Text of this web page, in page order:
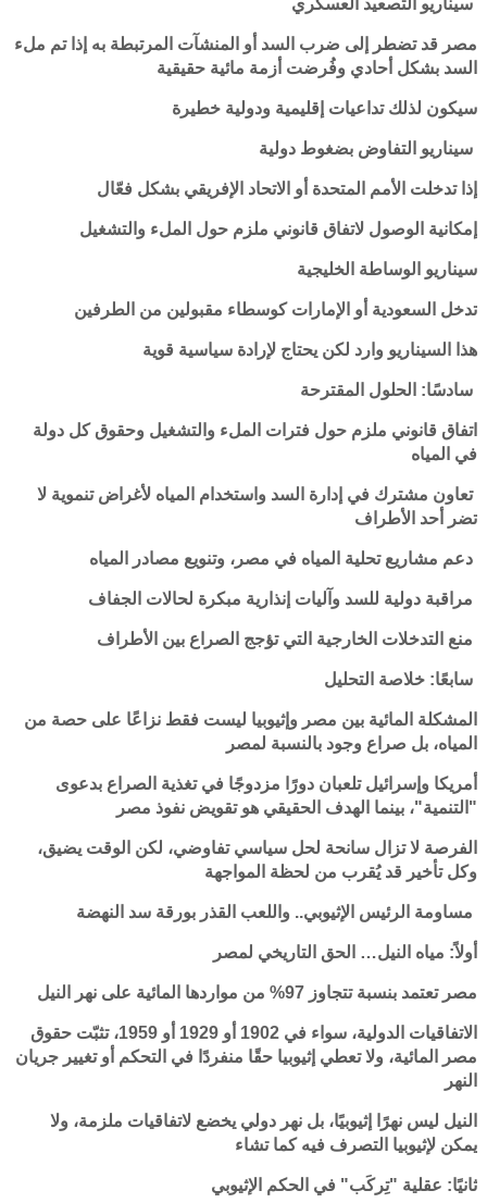
سيناريو التصعيد العسكري
مصر قد تضطر إلى ضرب السد أو المنشآت المرتبطة به إذا تم ملء
السد بشكل أحادي وفُرضت أزمة مائية حقيقية
سيكون لذلك تداعيات إقليمية ودولية خطيرة
سيناريو التفاوض بضغوط دولية
إذا تدخلت الأمم المتحدة أو الاتحاد الإفريقي بشكل فعّال
إمكانية الوصول لاتفاق قانوني ملزم حول الملء والتشغيل
سيناريو الوساطة الخليجية
تدخل السعودية أو الإمارات كوسطاء مقبولين من الطرفين
هذا السيناريو وارد لكن يحتاج لإرادة سياسية قوية
سادسًا: الحلول المقترحة
اتفاق قانوني ملزم حول فترات الملء والتشغيل وحقوق كل دولة
في المياه
تعاون مشترك في إدارة السد واستخدام المياه لأغراض تنموية لا
تضر أحد الأطراف
دعم مشاريع تحلية المياه في مصر، وتنويع مصادر المياه
مراقبة دولية للسد وآليات إنذارية مبكرة لحالات الجفاف
منع التدخلات الخارجية التي تؤجج الصراع بين الأطراف
سابعًا: خلاصة التحليل
المشكلة المائية بين مصر وإثيوبيا ليست فقط نزاعًا على حصة من
المياه، بل صراع وجود بالنسبة لمصر
أمريكا وإسرائيل تلعبان دورًا مزدوجًا في تغذية الصراع بدعوى
"التنمية"، بينما الهدف الحقيقي هو تقويض نفوذ مصر
الفرصة لا تزال سانحة لحل سياسي تفاوضي، لكن الوقت يضيق،
وكل تأخير قد يُقرب من لحظة المواجهة
مساومة الرئيس الإثيوبي.. واللعب القذر بورقة سد النهضة
أولاً: مياه النيل… الحق التاريخي لمصر
مصر تعتمد بنسبة تتجاوز 97% من مواردها المائية على نهر النيل
الاتفاقيات الدولية، سواء في 1902 أو 1929 أو 1959، تثبّت حقوق
مصر المائية، ولا تعطي إثيوبيا حقًا منفردًا في التحكم أو تغيير جريان
النهر
النيل ليس نهرًا إثيوبيًا، بل نهر دولي يخضع لاتفاقيات ملزمة، ولا
يمكن لإثيوبيا التصرف فيه كما تشاء
ثانيًا: عقلية "تِركَب" في الحكم الإثيوبي